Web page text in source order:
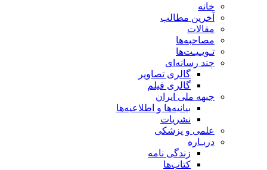
خانه
آخرین مطالب
مقالات
مصاحبه‌ها
تـویـیـت‌ها
چند رسانه‌ای
گالری تصاویر
گالری فیلم
جبهه ملی ایران
بیانیه‌ها و اطلاعیه‌ها
نشریات
علمی و پزشکی
دربـاره
زندگی نامه
کتاب‌ها